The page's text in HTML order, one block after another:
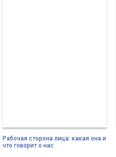
Рабочая сторона лица: какая она и
что говорит о нас